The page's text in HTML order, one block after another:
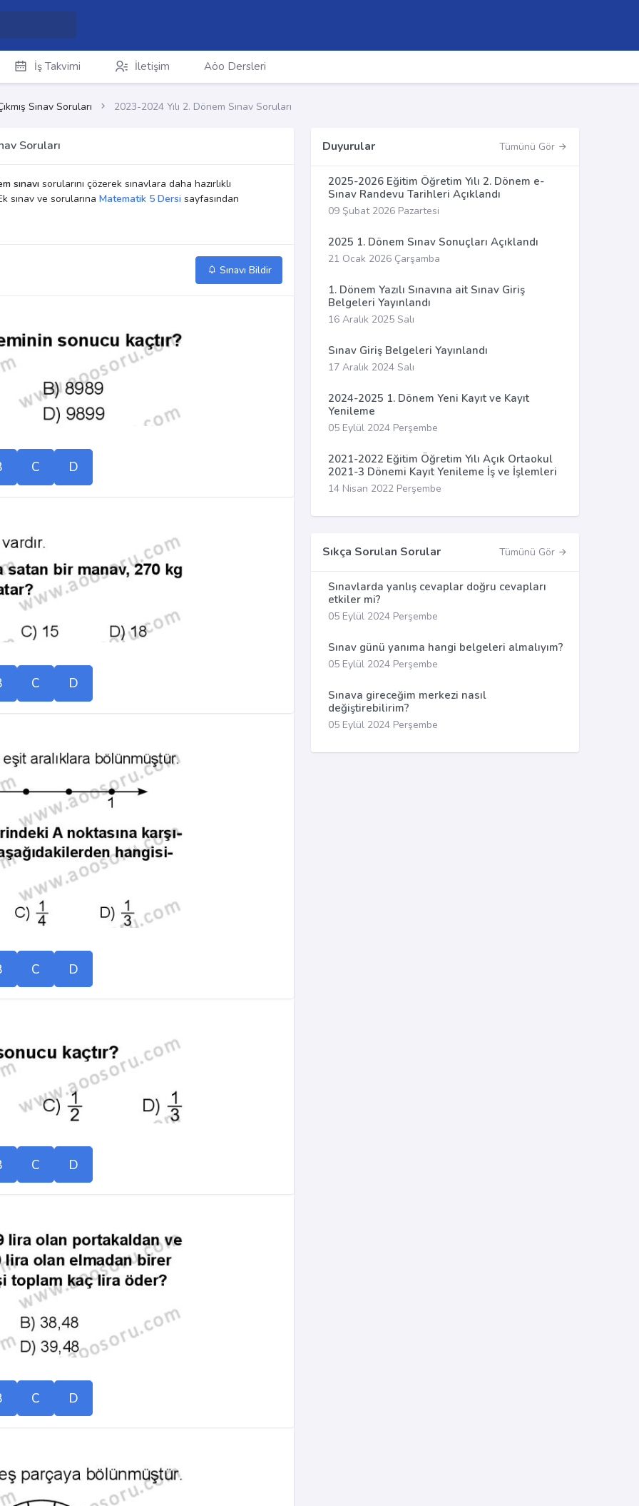
İş Takvimi İletişim Aöo Dersleri
Sınav Soruları 2023-2024 Yılı 2. Dönem Sınav Soruları
Soruları
sınavı sorularını çözerek sınavlara daha hazırlıklı
sınav ve sorularına Matematik 5 Dersi sayfasından
Sınavı Bildir
C D
C D
C D
C D
C D
Duyurular Tümünü Gör
2025-2026 Eğitim Öğretim Yılı 2. Dönem e-
Sınav Randevu Tarihleri Açıklandı
09 Şubat 2026 Pazartesi
2025 1. Dönem Sınav Sonuçları Açıklandı
21 Ocak 2026 Çarşamba
1. Dönem Yazılı Sınavına ait Sınav Giriş
Belgeleri Yayınlandı
16 Aralık 2025 Salı
Sınav Giriş Belgeleri Yayınlandı
17 Aralık 2024 Salı
2024-2025 1. Dönem Yeni Kayıt ve Kayıt
Yenileme
05 Eylül 2024 Perşembe
2021-2022 Eğitim Öğretim Yılı Açık Ortaokul
2021-3 Dönemi Kayıt Yenileme İş ve İşlemleri
14 Nisan 2022 Perşembe
Sıkça Sorulan Sorular Tümünü Gör
Sınavlarda yanlış cevaplar doğru cevapları
etkiler mi?
05 Eylül 2024 Perşembe
Sınav günü yanıma hangi belgeleri almalıyım?
05 Eylül 2024 Perşembe
Sınava gireceğim merkezi nasıl
değiştirebilirim?
05 Eylül 2024 Perşembe